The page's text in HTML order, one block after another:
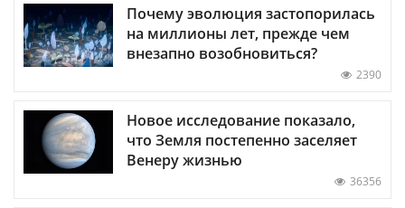
Почему эволюция застопорилась
на миллионы лет, прежде чем
внезапно возобновиться?
2390
Новое исследование показало,
что Земля постепенно заселяет
Венеру жизнью
36356